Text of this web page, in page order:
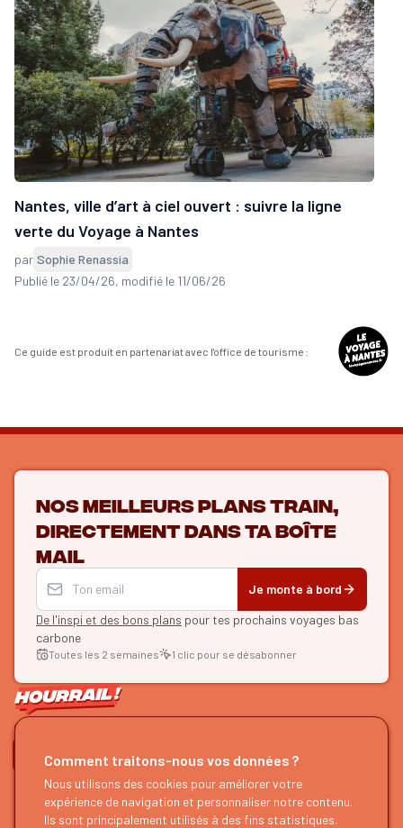
Nantes, ville d’art à ciel ouvert : suivre la ligne
verte du Voyage à Nantes
par Sophie Renassia
Publié le 23/04/26, modifié le 11/06/26
Ce guide est produit en partenariat avec l'office de tourisme :
Nos meilleurs plans train,
directement dans ta boîte
mail
Je monte à bord
De l'inspi et des bons plans pour tes prochains voyages bas
carbone
Toutes les 2 semaines 1 clic pour se désabonner
ON SE SUIT ?
HOURRAIL !
À propos
EXPLORER
Recherche d'itinéraires
Comment traitons-nous vos données ?
Nous utilisons des cookies pour améliorer votre
expérience de navigation et personnaliser notre contenu.
Ils sont principalement utilisés à des fins statistiques.